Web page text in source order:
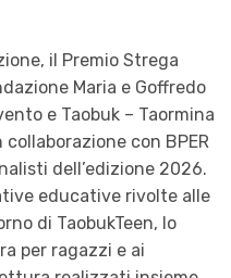
il Premio Strega
Maria e Goffredo
e Taobuk – Taormina
con BPER
dell’edizione 2026.
educative rivolte alle
di TaobukTeen, lo
per ragazzi e ai